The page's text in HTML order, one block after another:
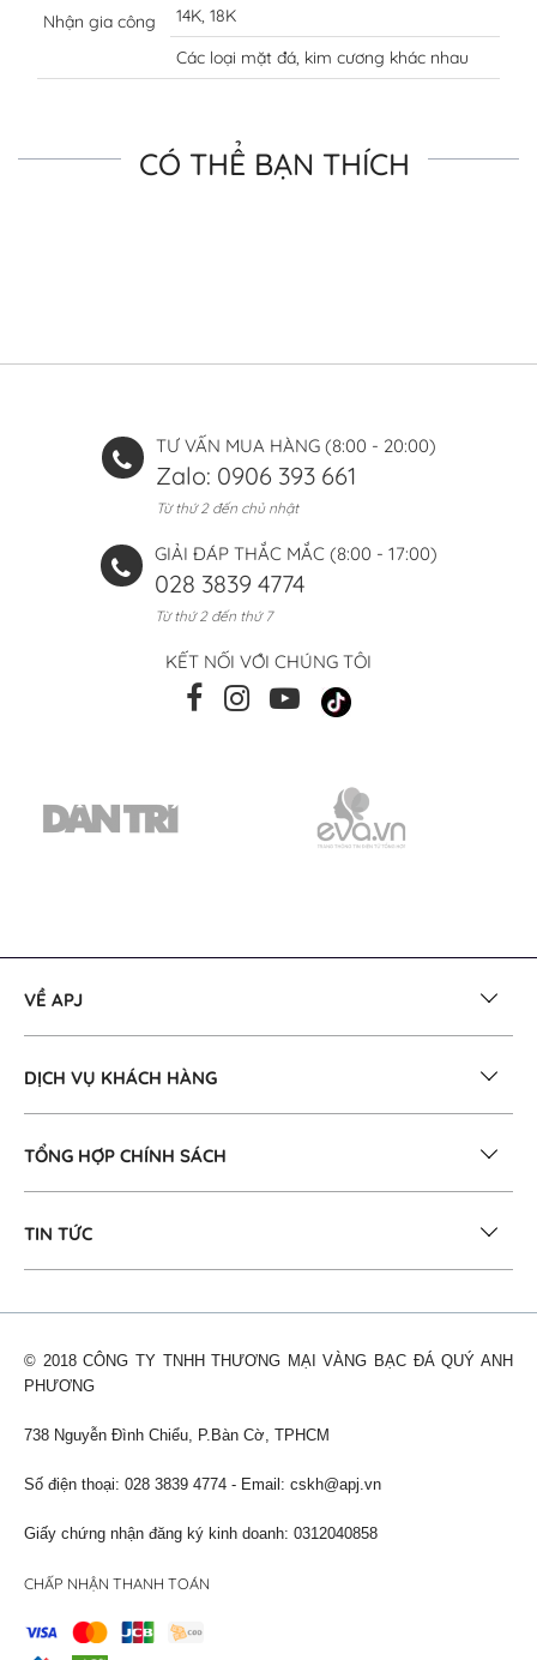
Nhận gia công
14K, 18K
Các loại mặt đá, kim cương khác nhau
CÓ THỂ BẠN THÍCH
TƯ VẤN MUA HÀNG (8:00 - 20:00)
Zalo: 0906 393 661
Từ thứ 2 đến chủ nhật
GIẢI ĐÁP THẮC MẮC (8:00 - 17:00)
028 3839 4774
Từ thứ 2 đến thứ 7
KẾT NỐI VỚI CHÚNG TÔI
VỀ APJ
DỊCH VỤ KHÁCH HÀNG
TỔNG HỢP CHÍNH SÁCH
TIN TỨC
© 2018 CÔNG TY TNHH THƯƠNG MẠI VÀNG BẠC ĐÁ QUÝ ANH
PHƯƠNG
738 Nguyễn Đình Chiểu, P.Bàn Cờ, TPHCM
Số điện thoại: 028 3839 4774 - Email: cskh@apj.vn
Giấy chứng nhận đăng ký kinh doanh: 0312040858
CHẤP NHẬN THANH TOÁN